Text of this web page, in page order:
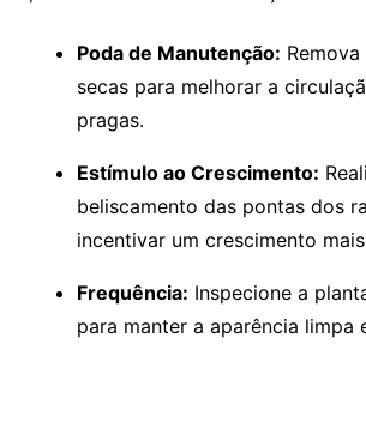
Poda de Manutenção:
secas para melhorar a
pragas.
Estímulo ao Crescimento:
beliscamento das pontas dos
incentivar um crescimento
Frequência: Inspecione a
para manter a aparência limpa